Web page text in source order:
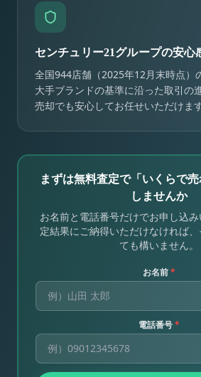
センチュリー21グループの安心
全国944店舗（2025年12月末時点）
大手ブランドの基準に沿った取引の
売却でも安心してお任せいただけます
まずは無料査定で「いくらで
しませんか
お名前と電話番号だけでお申し込
定結果にご納得いただけなければ、
ても構いません。
お名前*
電話番号*